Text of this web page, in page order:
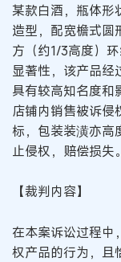
某款白酒，瓶体形
造型，配宽檐式圆
方（约1/3高度）
显著性，该产品经
具有较高知名度和
店铺内销售被诉侵
标，包装装潢亦高
止侵权，赔偿损失。
【裁判内容】
在本案诉讼过程中
权产品的行为，且